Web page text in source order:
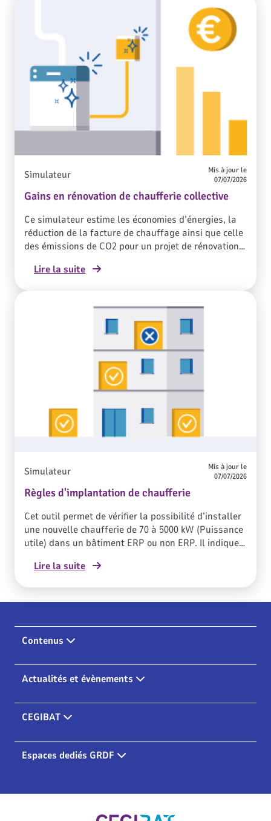
Gains en rénovation de chaufferie collective
Simulateur
Mis à jour le
07/07/2026
Ce simulateur estime les économies d’énergies, la
réduction de la facture de chauffage ainsi que celle
des émissions de CO2 pour un projet de rénovation
également de recevoir le bilan par email, pour aider
Lire la suite
Règles d'implantation de chaufferie
Simulateur
Mis à jour le
07/07/2026
Cet outil permet de vérifier la possibilité d’installer
une nouvelle chaufferie de 70 à 5000 kW (Puissance
utile) dans un bâtiment ERP ou non ERP. Il indique
des parois à prévoir.
Lire la suite
Contenus
Actualités et évènements
CEGIBAT
Espaces dediés GRDF